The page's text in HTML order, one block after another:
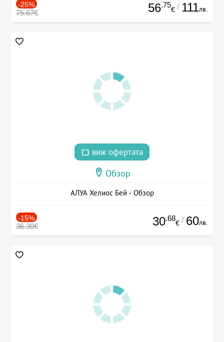
-25%
75.67€ 56.75
€ / 111лв.
виж офертата
Обзор
АЛУА Хелиос Бей - Обзор
-15%
36.30€ 30.68
€ / 60лв.